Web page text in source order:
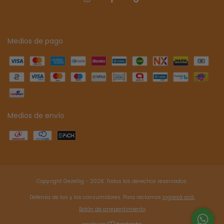
Medios de pago
Medios de envío
Copyright Gezellig - 2026. Todos los derechos reservados.
Defensa de las y los consumidores. Para reclamos ingresá acá.
Botón de arrepentimiento